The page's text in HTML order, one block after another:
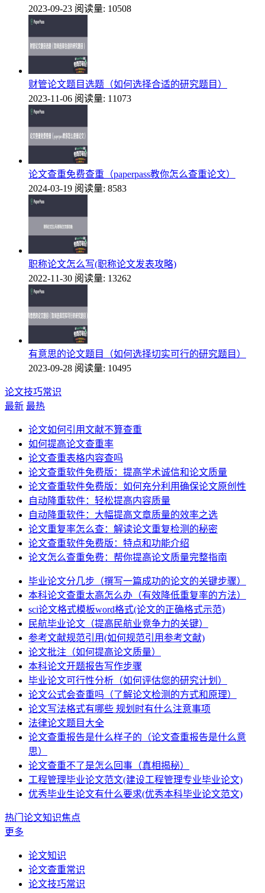
2023-09-23 阅读量: 10508
财管论文题目选题（如何选择合适的研究题目）
2023-11-06 阅读量: 11073
论文查重免费查重（paperpass教你怎么查重论文）
2024-03-19 阅读量: 8583
职称论文怎么写(职称论文发表攻略)
2022-11-30 阅读量: 13262
有意思的论文题目（如何选择切实可行的研究题目）
2023-09-28 阅读量: 10495
论文技巧常识
最新 最热
论文如何引用文献不算查重
如何提高论文查重率
论文查重表格内容查吗
论文查重软件免费版：提高学术诚信和论文质量
论文查重软件免费版：如何充分利用确保论文原创性
自动降重软件：轻松提高内容质量
自动降重软件：大幅提高文章质量的效率之选
论文重复率怎么查：解读论文重复检测的秘密
论文查重软件免费版：特点和功能介绍
论文怎么查重免费：帮你提高论文质量完整指南
毕业论文分几步（撰写一篇成功的论文的关键步骤）
本科论文查重太高怎么办（有效降低重复率的方法）
sci论文格式模板word格式(论文的正确格式示范)
民航毕业论文（提高民航业竞争力的关键）
参考文献规范引用(如何规范引用参考文献)
论文批注（如何提高论文质量）
本科论文开题报告写作步骤
毕业论文可行性分析（如何评估您的研究计划）
论文公式会查重吗（了解论文检测的方式和原理）
论文写法格式有哪些 规划时有什么注意事项
法律论文题目大全
论文查重报告是什么样子的（论文查重报告是什么意
思）
论文查重不了是怎么回事（真相揭秘）
工程管理毕业论文范文(建设工程管理专业毕业论文)
优秀毕业生论文有什么要求(优秀本科毕业论文范文)
热门论文知识焦点
更多
论文知识
论文查重常识
论文技巧常识